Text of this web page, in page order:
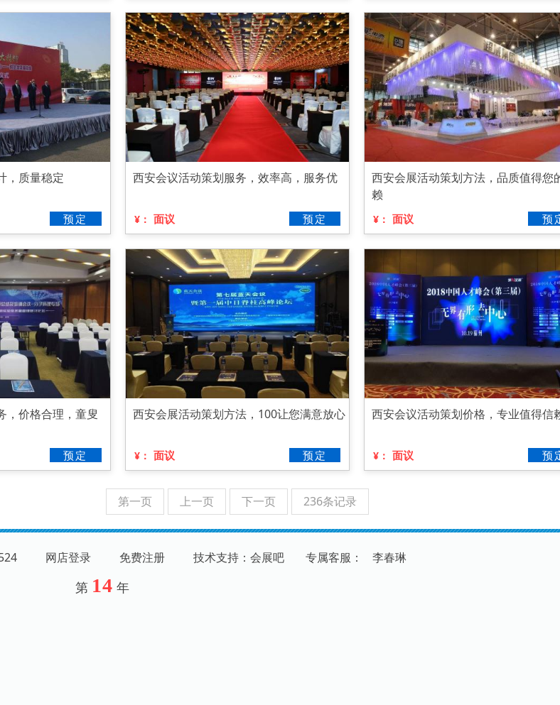
，质量稳定
预定
西安会议活动策划服务，效率高，服务优
¥： 面议 预定
西安会展活动策划方法，品质值得您
赖
¥： 面议 预
，价格合理，童叟
预定
西安会展活动策划方法，100让您满意放心
¥： 面议 预定
西安会议活动策划价格，专业值得信
¥： 面议 预
第一页 上一页 下一页 236条记录
网店登录 免费注册 技术支持：会展吧 专属客服 ： 李春琳
第 14 年